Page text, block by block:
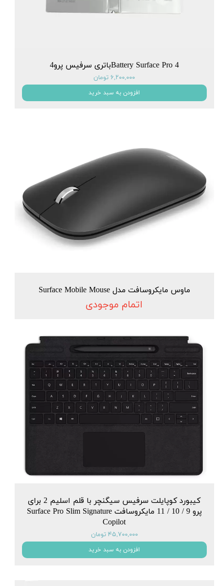
Battery Surface Pro 4باتری سرفیس پرو4
۶,۲۰۰,۰۰۰ تومان
افزودن به سبد خرید
ماوس مایکروسافت مدل Surface Mobile Mouse
اتمام موجودی
کیبورد کوپایلت سرفیس سیگنچر با قلم اسلیم 2 برای
پرو 9 / 10 / 11 مایکروسافت Surface Pro Slim Signature
Copilot
۴۵,۷۰۰,۰۰۰ تومان
افزودن به سبد خرید